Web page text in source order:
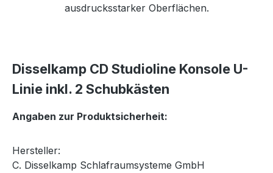
ausdrucksstarker Oberflächen.
Disselkamp CD Studioline Konsole U-
Linie inkl. 2 Schubkästen
Angaben zur Produktsicherheit:
Hersteller:
C. Disselkamp Schlafraumsysteme GmbH